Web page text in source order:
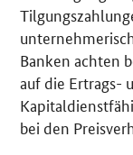
Banken achten
auf die Ertrags-
bei den